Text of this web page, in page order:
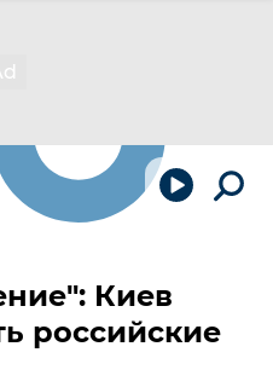
Киев
российские